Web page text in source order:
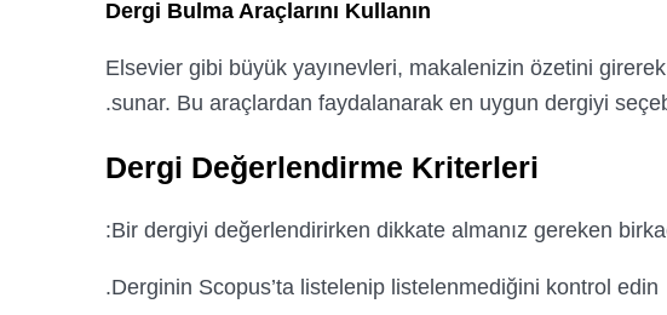
Dergi Bulma Araçlarını Kullanın
Elsevier gibi büyük yayınevleri, makalenizin özetini
sunar. Bu araçlardan faydalanarak en uygun dergiyi
Dergi Değerlendirme Kriterleri
Bir dergiyi değerlendirirken dikkate almanız gereken
Derginin Scopus’ta listelenip listelenmediğini kontrol edin.